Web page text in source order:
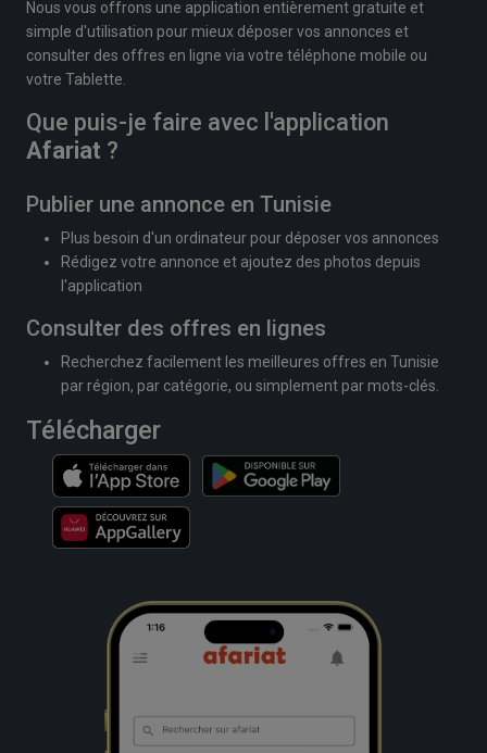
Nous vous offrons une application entièrement gratuite et
simple d'utilisation pour mieux déposer vos annonces et
consulter des offres en ligne via votre téléphone mobile ou
votre Tablette.
Que puis-je faire avec l'application
Afariat ?
Publier une annonce en Tunisie
Plus besoin d'un ordinateur pour déposer vos annonces
Rédigez votre annonce et ajoutez des photos depuis
l'application
Consulter des offres en lignes
Recherchez facilement les meilleures offres en Tunisie
par région, par catégorie, ou simplement par mots-clés.
Télécharger